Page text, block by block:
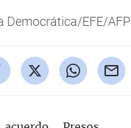
Democrática/EFE/AFP